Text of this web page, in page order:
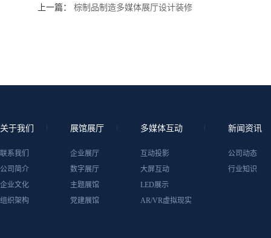
上一篇： 棕制品制造多媒体展厅设计装修
关于我们
联系我们
公司简介
企业文化
组织架构
展馆展厅
企业展厅
数字展厅
主题展馆
党建展馆
多媒体互动
互动投影
大屏互动
LED展示
AR/VR虚拟现实
新闻资讯
公司动态
行业知识